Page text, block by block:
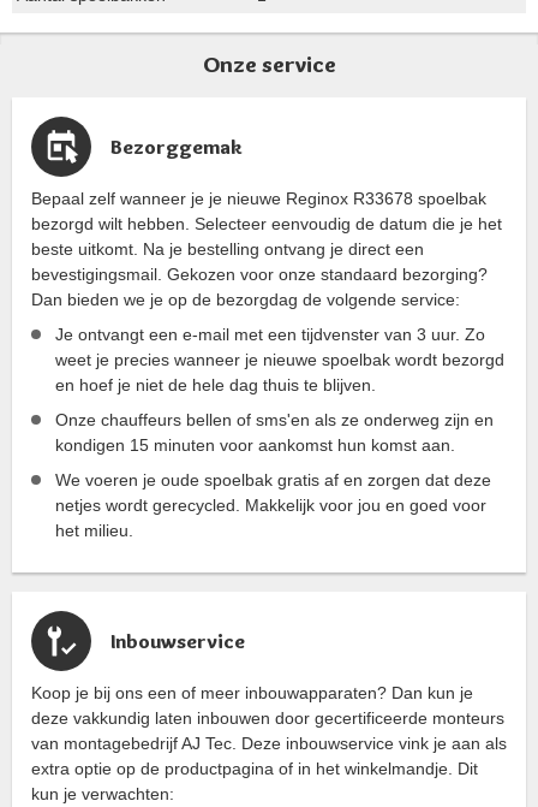
Onze service
Bezorggemak
Bepaal zelf wanneer je je nieuwe Reginox R33678 spoelbak
bezorgd wilt hebben. Selecteer eenvoudig de datum die je het
beste uitkomt. Na je bestelling ontvang je direct een
bevestigingsmail. Gekozen voor onze standaard bezorging?
Dan bieden we je op de bezorgdag de volgende service:
Je ontvangt een e-mail met een tijdvenster van 3 uur. Zo
weet je precies wanneer je nieuwe spoelbak wordt bezorgd
en hoef je niet de hele dag thuis te blijven.
Onze chauffeurs bellen of sms'en als ze onderweg zijn en
kondigen 15 minuten voor aankomst hun komst aan.
We voeren je oude spoelbak gratis af en zorgen dat deze
netjes wordt gerecycled. Makkelijk voor jou en goed voor
het milieu.
Inbouwservice
Koop je bij ons een of meer inbouwapparaten? Dan kun je
deze vakkundig laten inbouwen door gecertificeerde monteurs
van montagebedrijf AJ Tec. Deze inbouwservice vink je aan als
extra optie op de productpagina of in het winkelmandje. Dit
kun je verwachten: